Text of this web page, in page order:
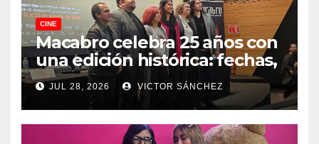
CINE
Macabro celebra 25 años con
una edición histórica: fechas,
sedes, invitados y todo lo que
debes saber
JUL 28, 2026 VICTOR SÁNCHEZ